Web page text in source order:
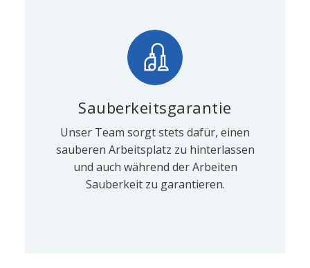
Sauberkeitsgarantie
Unser Team sorgt stets dafür, einen
sauberen Arbeitsplatz zu hinterlassen
und auch während der Arbeiten
Sauberkeit zu garantieren.